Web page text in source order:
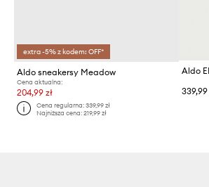
extra -5% z kodem: OFF*
Aldo sneakersy Meadow
Cena aktualna:
204,99 zł
Cena regularna:339,99 zł
Najniższa cena:219,99 zł
Aldo
339,99